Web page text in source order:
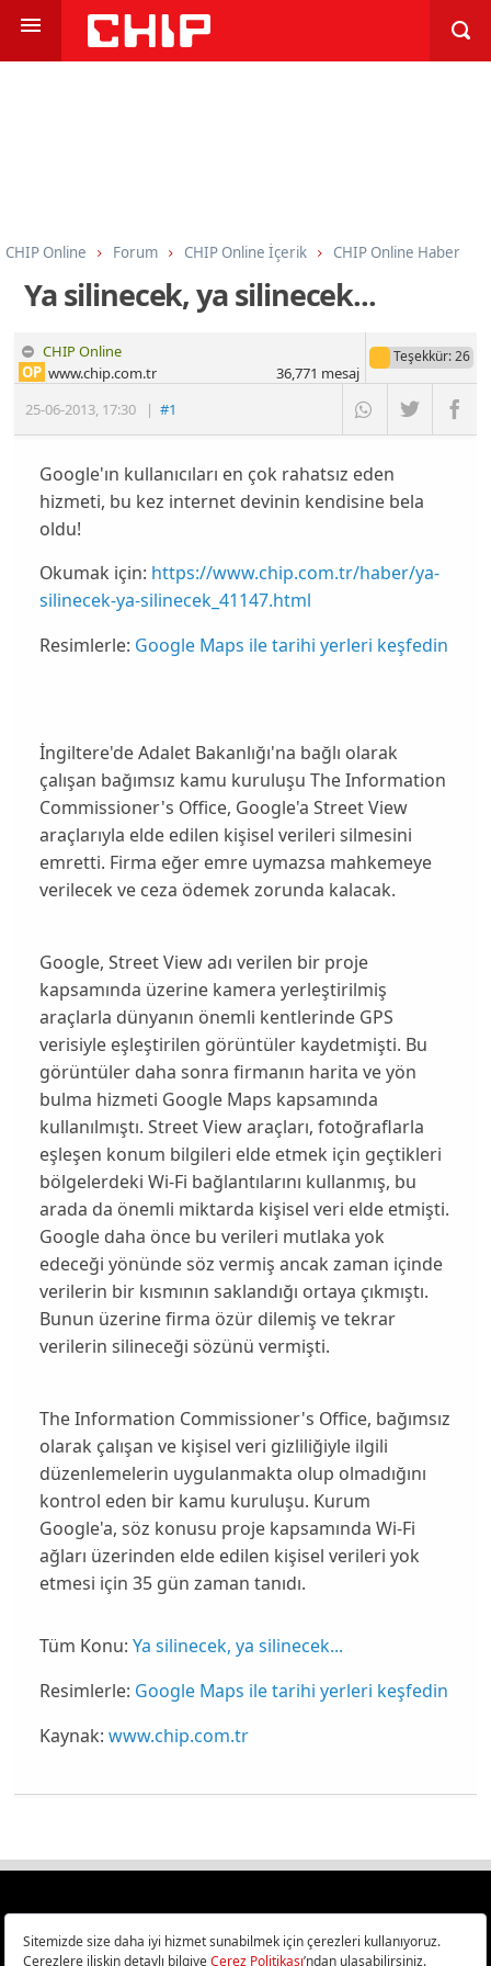
CHIP Online Forum CHIP Online İçerik CHIP Online Haber
Ya silinecek, ya silinecek...
CHIP Online
25-06-2013, 17:30 |#1
OP www.chip.com.tr
Teşekkür: 26
36,771 mesaj
Google'ın kullanıcıları en çok rahatsız eden
hizmeti, bu kez internet devinin kendisine bela
oldu!
Okumak için: https://www.chip.com.tr/haber/ya-
silinecek-ya-silinecek_41147.html
Resimlerle: Google Maps ile tarihi yerleri keşfedin
İngiltere'de Adalet Bakanlığı'na bağlı olarak
çalışan bağımsız kamu kuruluşu The Information
Commissioner's Office, Google'a Street View
araçlarıyla elde edilen kişisel verileri silmesini
emretti. Firma eğer emre uymazsa mahkemeye
verilecek ve ceza ödemek zorunda kalacak.
Google, Street View adı verilen bir proje
kapsamında üzerine kamera yerleştirilmiş
araçlarla dünyanın önemli kentlerinde GPS
verisiyle eşleştirilen görüntüler kaydetmişti. Bu
görüntüler daha sonra firmanın harita ve yön
bulma hizmeti Google Maps kapsamında
kullanılmıştı. Street View araçları, fotoğraflarla
eşleşen konum bilgileri elde etmek için geçtikleri
bölgelerdeki Wi-Fi bağlantılarını kullanmış, bu
arada da önemli miktarda kişisel veri elde etmişti.
Google daha önce bu verileri mutlaka yok
edeceği yönünde söz vermiş ancak zaman içinde
verilerin bir kısmının saklandığı ortaya çıkmıştı.
Bunun üzerine firma özür dilemiş ve tekrar
verilerin silineceği sözünü vermişti.
The Information Commissioner's Office, bağımsız
olarak çalışan ve kişisel veri gizliliğiyle ilgili
düzenlemelerin uygulanmakta olup olmadığını
kontrol eden bir kamu kuruluşu. Kurum
Google'a, söz konusu proje kapsamında Wi-Fi
ağları üzerinden elde edilen kişisel verileri yok
etmesi için 35 gün zaman tanıdı.
Tüm Konu: Ya silinecek, ya silinecek...
Resimlerle: Google Maps ile tarihi yerleri keşfedin
Kaynak: www.chip.com.tr
Türkiye